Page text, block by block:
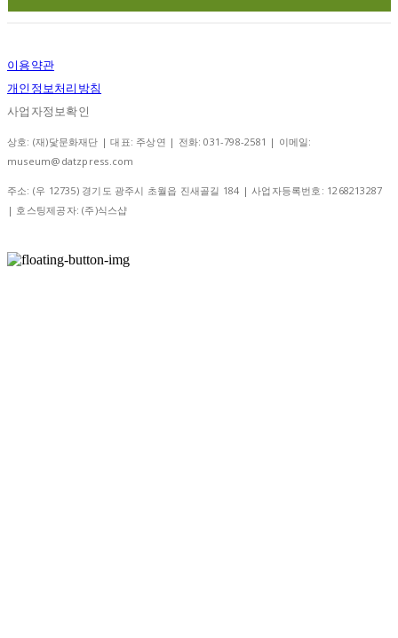
이용약관
개인정보처리방침
사업자정보확인
상호: (재)닻문화재단 | 대표: 주상연 | 전화: 031-798-2581 | 이메일:
museum@datzpress.com
주소: (우 12735) 경기도 광주시 초월읍 진새골길 184 | 사업자등록번호: 1268213287
| 호스팅제공자: (주)식스샵